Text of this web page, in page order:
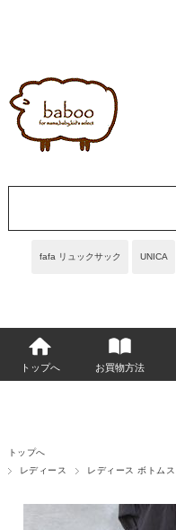
fafa リュックサック UNICA
トップへ お買物方法
トップへ
レディース
レディース ボトムス